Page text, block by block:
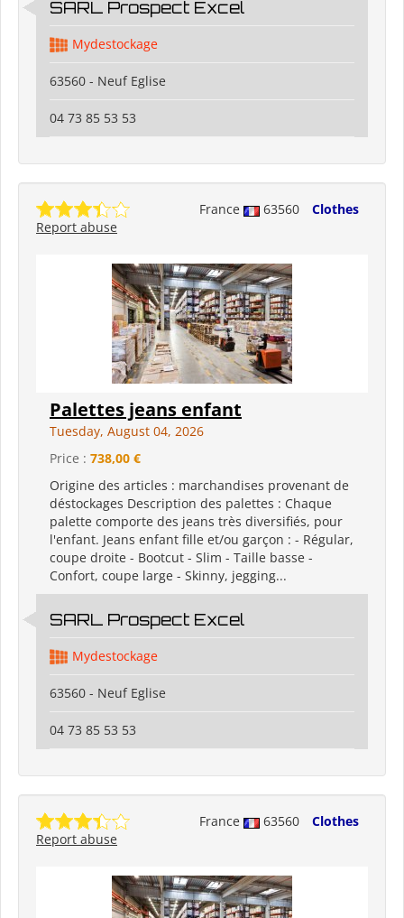
SARL Prospect Excel
Mydestockage
63560 - Neuf Eglise
04 73 85 53 53
France 63560
Clothes
Report abuse
Palettes jeans enfant
Tuesday, August 04, 2026
Price : 738,00 €
Origine des articles : marchandises provenant de
déstockages Description des palettes : Chaque
palette comporte des jeans très diversifiés, pour
l'enfant. Jeans enfant fille et/ou garçon : - Régular,
coupe droite - Bootcut - Slim - Taille basse -
Confort, coupe large - Skinny, jegging...
SARL Prospect Excel
Mydestockage
63560 - Neuf Eglise
04 73 85 53 53
France 63560
Clothes
Report abuse